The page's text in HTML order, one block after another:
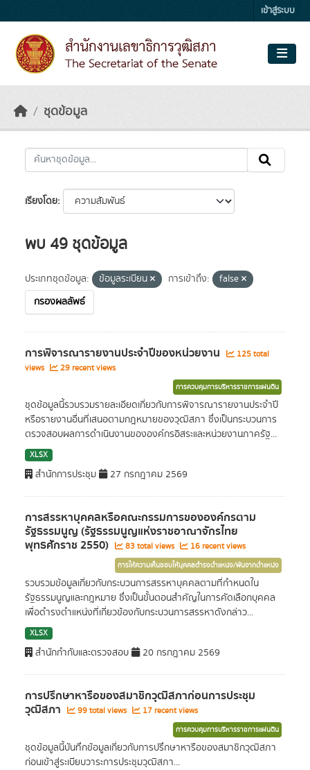
เข้าสู่ระบบ
ชุดข้อมูล
เรียงโดย
พบ 49 ชุดข้อมูล
ประเภทชุดข้อมูล: ข้อมูลระเบียน การเข้าถึง:
false
กรองผลลัพธ์
การพิจารณารายงานประจำปีของหน่วยงาน
125 total
views
29 recent views
การควบคุมการบริหารราชการแผ่นดิน
ชุดข้อมูลนี้รวบรวมรายละเอียดเกี่ยวกับการพิจารณารายงานประจำปี
หรือรายงานอื่นที่เสนอตามกฎหมายของวุฒิสภา ซึ่งเป็นกระบวนการ
ตรวจสอบผลการดำเนินงานขององค์กรอิสระและหน่วยงานภาครัฐ...
XLSX
สำนักการประชุม 27 กรกฎาคม 2569
การสรรหาบุคคลหรือคณะกรรมการขององค์กรตาม
รัฐธรรมนูญ (รัฐธรรมนูญแห่งราชอาณาจักรไทย
พุทธศักราช 2550) 83 total views 16 recent views
การให้ความเห็นชอบให้บุคคลดำรงตำแหน่ง/พ้นจากตำแหน่ง
รวบรวมข้อมูลเกี่ยวกับกระบวนการสรรหาบุคคลตามที่กำหนดใน
รัฐธรรมนูญและกฎหมาย ซึ่งเป็นขั้นตอนสำคัญในการคัดเลือกบุคคล
เพื่อดำรงตำแหน่งที่เกี่ยวข้องกับกระบวนการสรรหาดังกล่าว...
XLSX
สำนักกำกับและตรวจสอบ 20 กรกฎาคม 2569
การปรึกษาหารือของสมาชิกวุฒิสภาก่อนการประชุม
วุฒิสภา 99 total views 17 recent views
การควบคุมการบริหารราชการแผ่นดิน
ชุดข้อมูลนี้บันทึกข้อมูลเกี่ยวกับการปรึกษาหารือของสมาชิกวุฒิสภา
ก่อนเข้าสู่ระเบียบวาระการประชุมวุฒิสภา...